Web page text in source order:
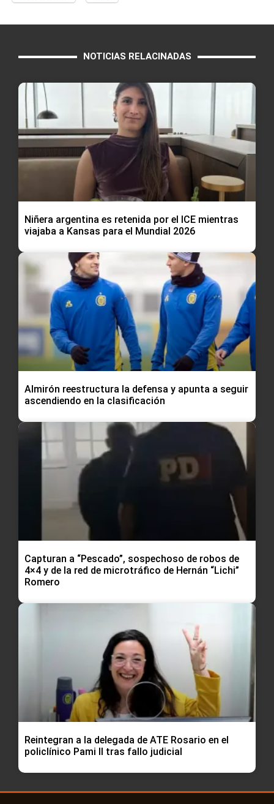
NOTICIAS RELACINADAS
Niñera argentina es retenida por el ICE mientras
viajaba a Kansas para el Mundial 2026
Almirón reestructura la defensa y apunta a seguir
ascendiendo en la clasificación
Capturan a “Pescado”, sospechoso de robos de
4×4 y de la red de microtráfico de Hernán “Lichi”
Romero
Reintegran a la delegada de ATE Rosario en el
policlínico Pami II tras fallo judicial